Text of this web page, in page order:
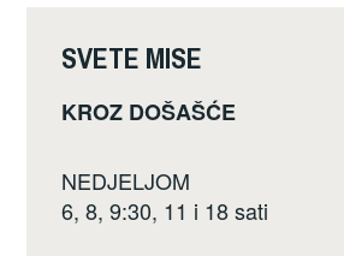
k
SVETE MISE
KROZ DOŠAŠĆE
NEDJELJOM
6, 8, 9:30, 11 i 18 sati